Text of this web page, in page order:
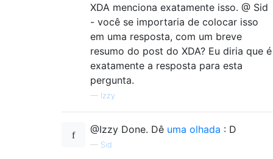
XDA menciona exatamente isso. @ Sid
- você se importaria de colocar isso
em uma resposta, com um breve
resumo do post do XDA? Eu diria que é
exatamente a resposta para esta
pergunta.
— Izzy
@Izzy Done. Dê uma olhada : D
— Sid